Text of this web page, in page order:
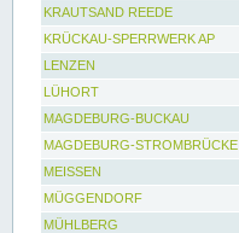
KRAUTSAND REEDE
KRÜCKAU-SPERRWERK AP
LENZEN
LÜHORT
MAGDEBURG-BUCKAU
MAGDEBURG-STROMBRÜCKE
MEISSEN
MÜGGENDORF
MÜHLBERG